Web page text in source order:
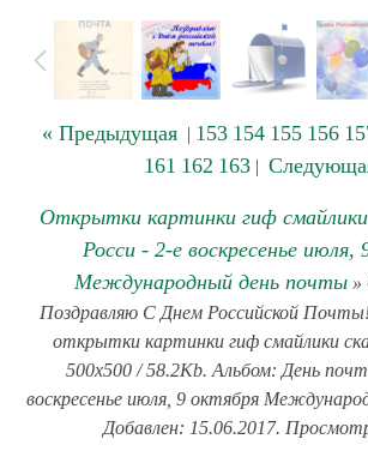
« Предыдущая| 153 154 155 156
161 162 163 |
Открытки картинки гиф смайлики
Росси - 2-е воскресенье июля,
Международный день почты»
Поздравляю С Днем Российской
открытки картинки гиф смайлики
500x500 / 58.2Kb. Альбом: День
воскресенье июля, 9 октября
Добавлен: 15.06.2017.